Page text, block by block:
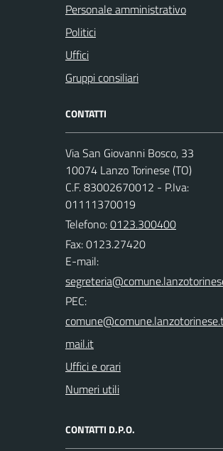
Personale amministrativo
Politici
Uffici
Gruppi consiliari
CONTATTI
Via San Giovanni Bosco, 33
10074 Lanzo Torinese (TO)
C.F. 83002670012 - P.Iva:
01111370019
Telefono:0123.300400
Fax: 0123.27420
E-mail:
PEC:
Uffici e orari
Numeri utili
CONTATTI D.P.O.